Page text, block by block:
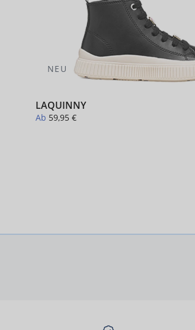
NEU
LAQUINNY
Ab 59,95 €